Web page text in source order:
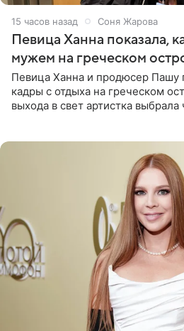
15 часов назад Соня Жарова
Певица Ханна показала,
мужем на греческом
Певица Ханна и продюсер Пашу
кадры с отдыха на греческом
выхода в свет артистка